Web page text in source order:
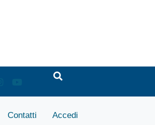
Contatti Accedi